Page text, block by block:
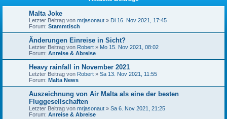
Malta Joke
Letzter Beitrag von mrjasonaut » Di 16. Nov 2021, 17:45
Forum: Stammtisch
Änderungen Einreise in Sicht?
Letzter Beitrag von Robert » Mo 15. Nov 2021, 08:02
Forum: Anreise & Abreise
Heavy rainfall in November 2021
Letzter Beitrag von Robert » Sa 13. Nov 2021, 11:55
Forum: Malta News
Auszeichnung von Air Malta als eine der besten
Fluggesellschaften
Letzter Beitrag von mrjasonaut » Sa 6. Nov 2021, 21:25
Forum: Anreise & Abreise